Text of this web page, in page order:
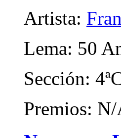
Artista:
Lema: 50
Sección:
Premios: